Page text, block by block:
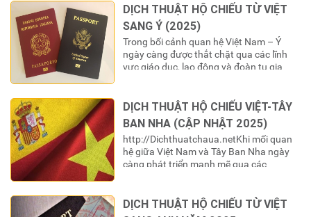
trong các thủ tục hành chính tại Hàn
Quốc là điều không thể tránh…
DỊCH THUẬT HỘ CHIẾU TỪ VIỆT
SANG Ý (2025)
Trong bối cảnh quan hệ Việt Nam – Ý
ngày càng được thắt chặt qua các lĩnh
vực giáo dục, lao động và đoàn tụ gia
thể tránh khỏi. Tuy nhiên, để một tài liệu
quan…
DỊCH THUẬT HỘ CHIẾU VIỆT-TÂY
BAN NHA (CẬP NHẬT 2025)
http://Dichthuatchaua.netKhi mối quan
hệ giữa Việt Nam và Tây Ban Nha ngày
càng phát triển mạnh mẽ qua các
nên cấp thiết. Đối với công dân Việt Nam
khi thực hiện bất kỳ thủ tục hành chính…
DỊCH THUẬT HỘ CHIẾU TỪ VIỆT